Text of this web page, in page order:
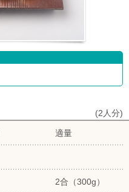
(2人分)
適量
2合（300g）